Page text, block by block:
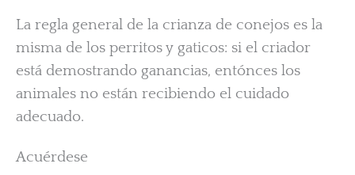
La regla general de la crianza de conejos es la
misma de los perritos y gaticos: si el criador
está demostrando ganancias, entónces los
animales no están recibiendo el cuidado
adecuado.
Acuérdese